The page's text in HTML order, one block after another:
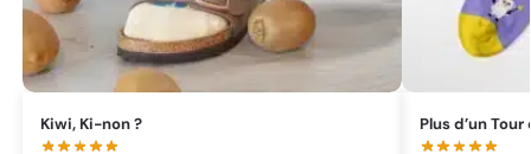
Kiwi, Ki-non ? Plus d’un